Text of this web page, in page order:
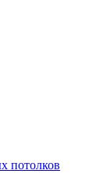
потолков